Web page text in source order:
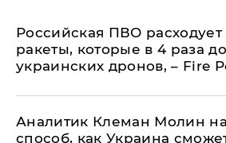
Российская ПВО
ракеты, которые в 4 раза
украинских дронов, – Fire
Аналитик Клеман Молин
способ, как Украина